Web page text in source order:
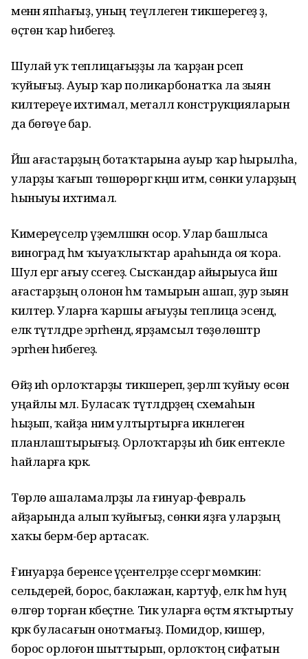
менән япһағыҙ, уның теүәллеген тикшерегеҙ ҙә,
өҫтөнә ҡар һибегеҙ.
Шулай уҡ теплицағыҙҙы ла ҡарҙан әрсеп
ҡуйығыҙ. Ауыр ҡар поликарбонатҡа ла зыян
килтереүе ихтимал, металл конструкцияларын
да бөгөүе бар.
Йәш ағастарҙың ботаҡтарына ауыр ҡар һырылһа,
уларҙы ҡағып төшөрөргә кәңәш итәм, сөнки уларҙың
һыныуы ихтимал.
Кимереүселәр әүҙемләшкән осор. Улар башлыса
виноград һәм ҡыуаҡлыҡтар араһында оя ҡора.
Шул ергә ағыу сәсегеҙ. Сысҡандар айырыуса йәш
ағастарҙың олонон һәм тамырын ашап, ҙур зыян
килтерә. Уларға ҡаршы ағыуҙы теплица эсендә,
еләк түтәлдәре эргәһендә, ярҙамсыл төҙөлөштәр
эргәһенә һибегеҙ.
Өйҙә иһә орлоҡтарҙы тикшереп, әҙерләп ҡуйыу өсөн
уңайлы мәл. Буласаҡ түтәлдәрҙең схемаһын
һыҙып, ҡайҙа нимә ултыртырға икәнлеген
планлаштырығыҙ. Орлоҡтарҙы иһә бик ентекле
һайларға кәрәк.
Төрлө ашаламалрҙы ла ғинуар-февраль
айҙарында алып ҡуйығыҙ, сөнки яҙға уларҙың
хаҡы бермә-бер артасаҡ.
Ғинуарҙа беренсе үҫентеләрҙе сәсергә мөмкин:
сельдерей, борос, баклажан, картуф, еләк һәм һуң
өлгөрә торған кәбеҫтәне. Тик уларға өҫтәмә яҡтыртыу
кәрәк буласағын онотмағыҙ. Помидор, кишер,
борос орлоғон шыттырып, орлоҡтоң сифатын